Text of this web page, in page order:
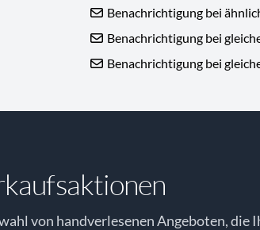
Benachrichtigung bei
Benachrichtigung bei
Benachrichtigung bei
von handverlesenen Angeboten, die